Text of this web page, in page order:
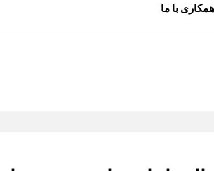
همکاری با ما